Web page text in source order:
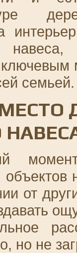
семьей.
от
но не